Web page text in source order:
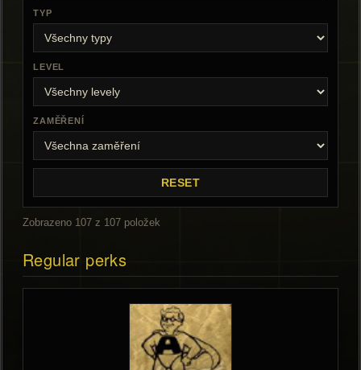
TYP
LEVEL
ZAMĚŘENÍ
RESET
Zobrazeno 107 z 107 položek
Regular perks